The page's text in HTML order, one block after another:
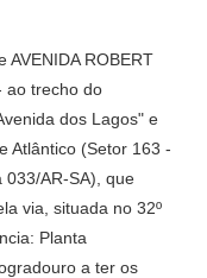
AVENIDA ROBERT
ao trecho do
dos Lagos" e
Atlântico (Setor 163 -
033/AR-SA), que
via, situada no 32º
Planta
a ter os